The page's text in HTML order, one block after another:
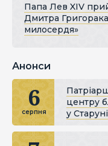
Папа Лев XIV
Дмитра
милосердя»
Анонси
6
серпня
центру
у Старуні